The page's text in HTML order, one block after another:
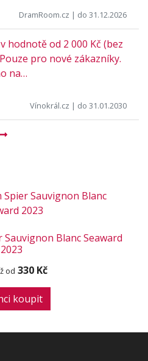
DramRoom.cz | do 31.12.2026
hodnotě od 2 000 Kč (bez
pro nové zákazníky.
na…
Vínokrál.cz | do 31.01.2030
Sauvignon Blanc Seaward
2023
od 330 Kč
koupit